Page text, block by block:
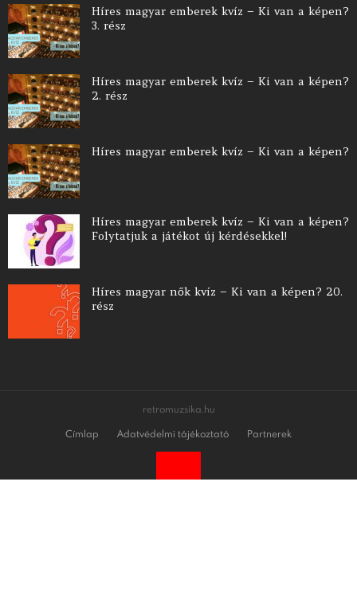
Híres magyar emberek kvíz – Ki van a képen?
3. rész
Híres magyar emberek kvíz – Ki van a képen?
2. rész
Híres magyar emberek kvíz – Ki van a képen?
Híres magyar emberek kvíz – Ki van a képen?
Folytatjuk a játékot új kérdésekkel!
Híres magyar nők kvíz – Ki van a képen? 20.
rész
retromuzsika.hu
Címlap
Adatvédelmi tájékoztató Partnerek